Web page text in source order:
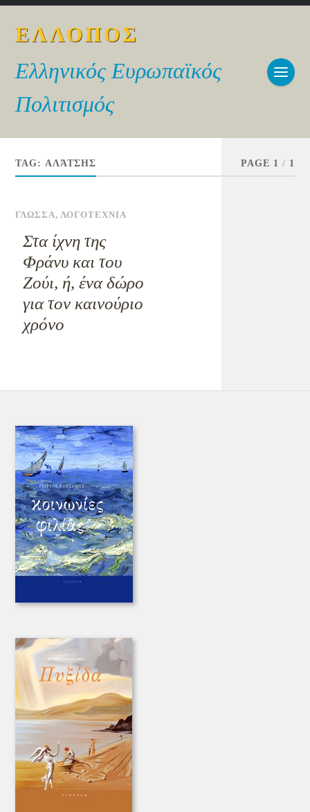
ΕΛΛΟΠΟΣ
Ελληνικός Ευρωπαϊκός
Πολιτισμός
TAG:ΑΛΆΤΣΗΣ PAGE 1 / 1
ΓΛΩΣΣΑ,ΛΟΓΟΤΕΧΝΙΑ
Στα ίχνη της
Φράνυ και του
Ζούι, ή, ένα δώρο
για τον καινούριο
χρόνο